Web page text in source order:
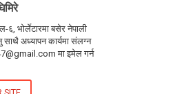
भोर्लेटारमा बसेर नेपाली
साथै अध्यापन कार्यमा संलग्न
मा इमेल गर्न